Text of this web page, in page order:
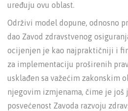
uređuju ovu oblast.
Održivi model dopune, odnosno
dao Zavod zdravstvenog
ocijenjen je kao najpraktičniji i
za implementaciju proširenih
usklađen sa važećim zakonskim
njegovim izmjenama, čime je još
posvećenost Zavoda razvoju